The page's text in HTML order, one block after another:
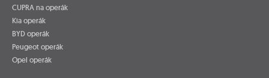
CUPRA na operák
Kia operák
BYD operák
Peugeot operák
Opel operák